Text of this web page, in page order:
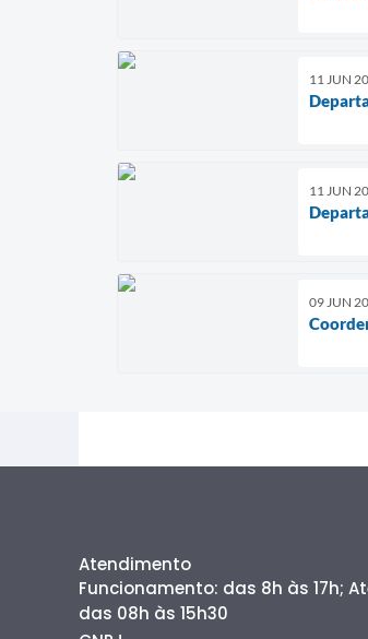
11 JUN
11 JUN
09 JUN
Atendimento
Funcionamento: das 8h às 17h;
das 08h às 15h30